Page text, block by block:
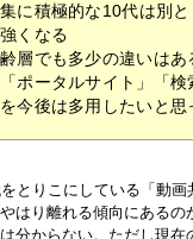
集に積極的な10代は別
くなる
齢層でも多少の違いは
ポータルサイト」「
今後は多用したいと思
とりこにしている「動
はり離れる傾向にある
分からない。ただし現